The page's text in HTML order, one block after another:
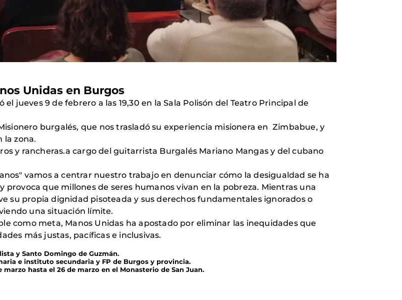
Unidas en Burgos
jueves 9 de febrero a las 19,30 en la Sala Polisón del Teatro Principal de
burgalés, que nos trasladó su experiencia misionera en Zimbabue, y
la zona.
y rancheras.a cargo del guitarrista Burgalés Mariano Mangas y del cubano
vamos a centrar nuestro trabajo en denunciar cómo la desigualdad se ha
que millones de seres humanos vivan en la pobreza. Mientras una
su propia dignidad pisoteada y sus derechos fundamentales ignorados o
una situación límite.
como meta, Manos Unidas ha apostado por eliminar las inequidades que
más justas, pacíficas e inclusivas.
y Santo Domingo de Guzmán.
e instituto secundaria y FP de Burgos y provincia.
hasta el 26 de marzo en el Monasterio de San Juan.